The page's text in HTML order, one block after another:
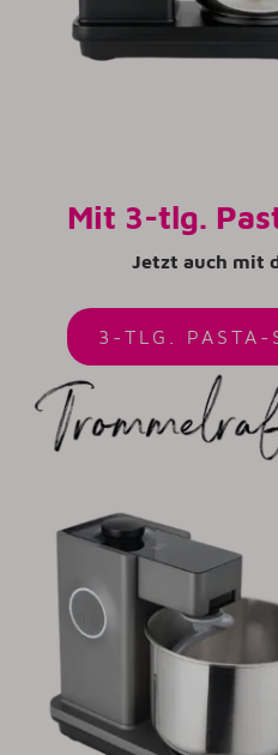
Mit 3-tlg.
Jetzt auch mit
3-TLG. PASTA-